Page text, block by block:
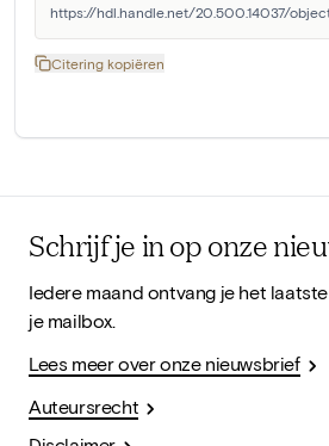
https://hdl.handle.net/20.500.14037/
Citering kopiëren
Schrijf je in op onze
Iedere maand ontvang je het
je mailbox.
Lees meer over onze nieuwsbrief
Auteursrecht